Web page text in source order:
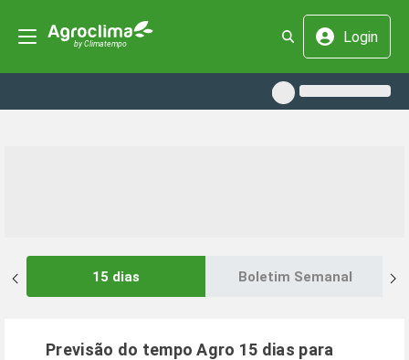
Login
15 dias Boletim Semanal
Previsão do tempo Agro 15 dias para